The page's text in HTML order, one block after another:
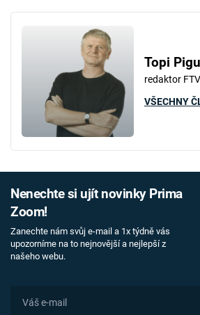
Topi
redaktor
VŠECHNY
Nenechte si ujít novinky Prima
Zoom!
Zanechte nám svůj e-mail a 1x týdně vás
upozorníme na to nejnovější a nejlepší z
našeho webu.